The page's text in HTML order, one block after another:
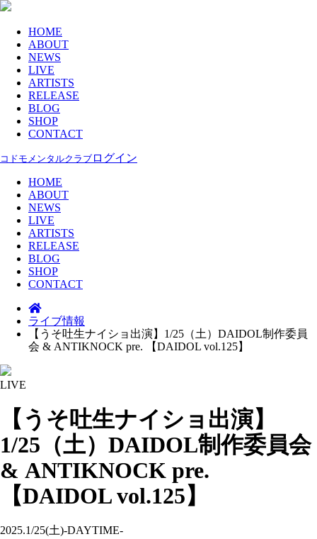
HOME
ABOUT
NEWS
LIVE
ARTISTS
RELEASE
BLOG
SHOP
CONTACT
コドモメンタルクラブ ログイン
HOME
ABOUT
NEWS
LIVE
ARTISTS
RELEASE
BLOG
SHOP
CONTACT
ライブ情報
【うそ吐生ナイショ出演】1/25（土）DAIDOL制作委員
会 & ANTIKNOCK pre. 【DAIDOL vol.125】
LIVE
【うそ吐生ナイショ出演】
1/25（土）DAIDOL制作委員会
& ANTIKNOCK pre.
【DAIDOL vol.125】
2025.1/25(土)-DAYTIME-